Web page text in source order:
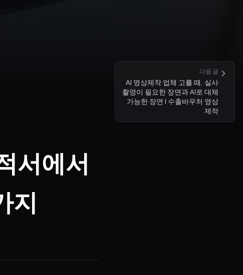
서에서
지
다음 글
AI 영상제작 업체 고를 때, 실사
촬영이 필요한 장면과 AI로 대체
가능한 장면 | 수출바우처 영상
제작